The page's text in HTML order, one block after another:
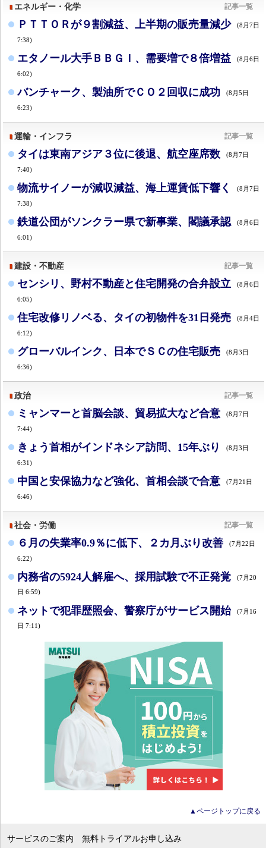
エネルギー・化学 記事一覧
ＰＴＴＯＲが９割減益、上半期の販売量減少 (8月7日
7:38)
エタノール大手ＢＢＧＩ、需要増で８倍増益 (8月6日
6:02)
バンチャーク、製油所でＣＯ２回収に成功 (8月5日
6:23)
運輸・インフラ 記事一覧
タイは東南アジア３位に後退、航空座席数 (8月7日
7:40)
物流サイノーが減収減益、海上運賃低下響く (8月7日
7:38)
鉄道公団がソンクラー県で新事業、閣議承認 (8月6日
6:01)
建設・不動産 記事一覧
センシリ、野村不動産と住宅開発の合弁設立 (8月6日
6:05)
住宅改修リノベる、タイの初物件を31日発売 (8月4日
6:12)
グローバルインク、日本でＳＣの住宅販売 (8月3日
6:36)
政治 記事一覧
ミャンマーと首脳会談、貿易拡大など合意 (8月7日
7:44)
きょう首相がインドネシア訪問、15年ぶり (8月3日
6:31)
中国と安保協力など強化、首相会談で合意 (7月21日
6:46)
社会・労働 記事一覧
６月の失業率0.9％に低下、２カ月ぶり改善 (7月22日
6:22)
内務省の5924人解雇へ、採用試験で不正発覚
(7月20
日 6:59)
ネットで犯罪歴照会、警察庁がサービス開始
(7月16
日 7:11)
▲ページトップに戻る
サービスのご案内 無料トライアルお申し込み